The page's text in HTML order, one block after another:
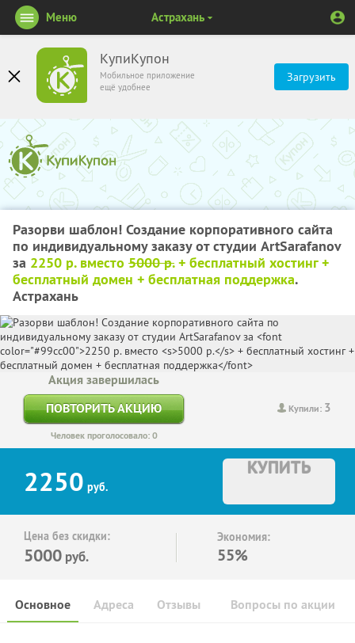
КупиКупон
Мобильное приложение
ещё удобнее
Загрузить
Меню Астрахань
Разорви шаблон! Создание корпоративного сайта
по индивидуальному заказу от студии ArtSarafanov
за 2250 р. вместо 5000 р.+ бесплатный хостинг +
бесплатный домен + бесплатная поддержка.
Астрахань
Купили: 3
Акция завершилась
ПОВТОРИТЬ АКЦИЮ
Человек проголосовало: 0
2250 руб.
КУПИТЬ
Цена без скидки:
5000 руб.
Экономия:
55%
Основное Отзывы Вопросы по акции
Адреса